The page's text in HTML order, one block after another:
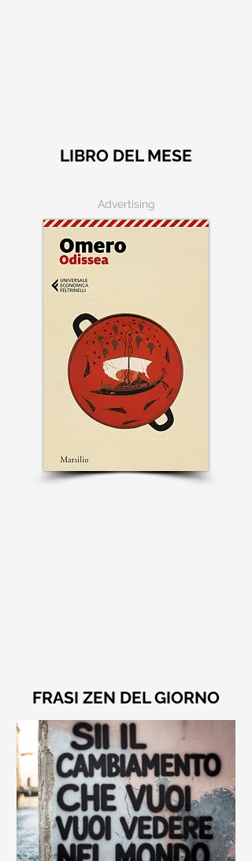
LIBRO DEL MESE
Advertising
FRASI ZEN DEL GIORNO